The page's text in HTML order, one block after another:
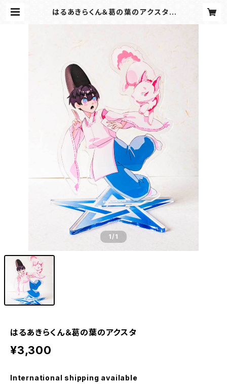
はるあきらくん＆葛の葉のアクスタ |
1/1
はるあきらくん＆葛の葉のアクスタ
¥3,300
International shipping available